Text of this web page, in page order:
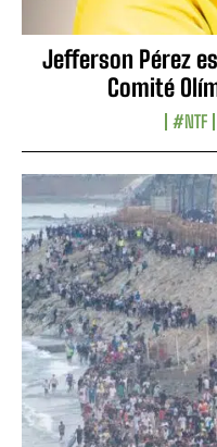
Jefferson Pérez
Comité
#NTF